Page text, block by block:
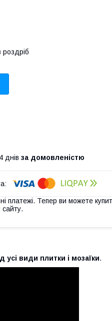
роздріб
днів за домовленістю
платежі. Тепер ви можете
усі види плитки і мозаїки.